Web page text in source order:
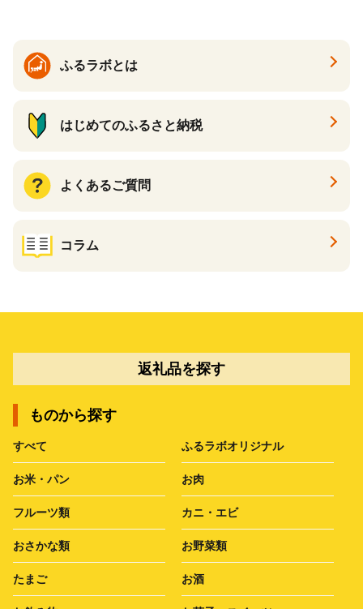
ふるラボとは
はじめてのふるさと納税
よくあるご質問
コラム
返礼品を探す
ものから探す
すべて ふるラボオリジナル
お米・パン お肉
フルーツ類 カニ・エビ
おさかな類 お野菜類
たまご お酒